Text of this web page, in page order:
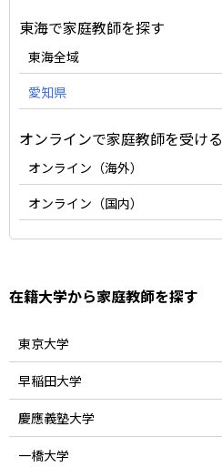
東海で家庭教師を探す
東海全域
愛知県
オンラインで家庭教師を受ける
オンライン（海外）
オンライン（国内）
在籍大学から家庭教師を探す
東京大学
早稲田大学
慶應義塾大学
一橋大学